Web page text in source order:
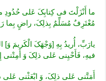
ما أَنْزَلْتَ فى کِتابِکَ عَلى حُدُودِ ما
مُعْتَرِفٌ مُسَلِّمٌ بِذلِکَ، راضٍ بِما
یارَبِّ، أُریدُ بِهِ [وَجْهَکَ الْکَریمَ وَ]
فیهِ، فَأَحْیِنى عَلى ذلِکَ وَ أَمِتْنى
أَمَتَّنى عَلى ذلِکَ، وَ ابْعَثْنى